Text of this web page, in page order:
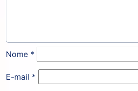
Nome *
E-mail *